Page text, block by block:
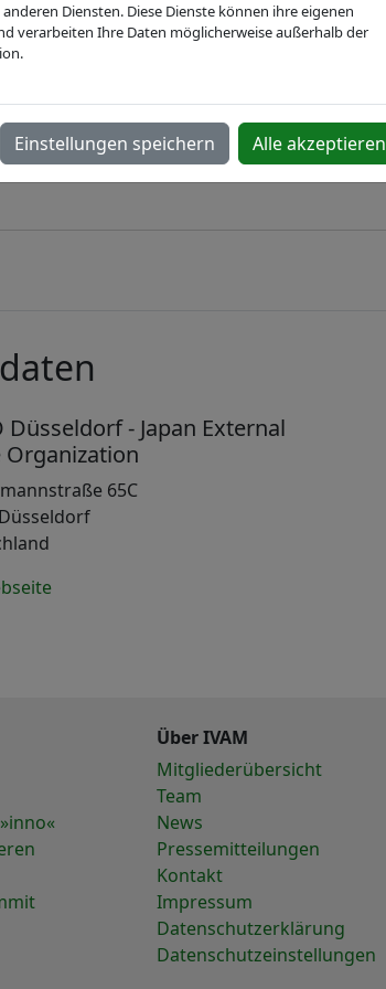
Webseite
Hightech Summit
Düsseldorf - Japan External
Organization
65C
Über IVAM
Mitgliederübersicht
Team
News
Pressemitteilungen
Kontakt
Impressum
Datenschutzerklärung
Datenschutzeinstellungen
Diensten. Diese Dienste können ihre eigenen
verarbeiten Ihre Daten möglicherweise außerhalb der
Einstellungen speichern Alle akzeptieren